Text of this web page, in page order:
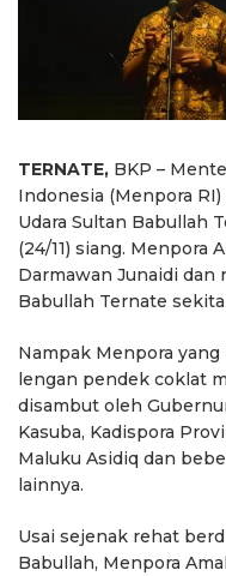
TERNATE, BKP –
Indonesia (Menpora
Udara Sultan Babullah
(24/11) siang. Menpora
Darmawan Junaidi dan
Babullah Ternate
Nampak Menpora
lengan pendek coklat
disambut oleh
Kasuba, Kadispora
Maluku Asidiq dan
lainnya.
Usai sejenak rehat
Babullah, Menpora